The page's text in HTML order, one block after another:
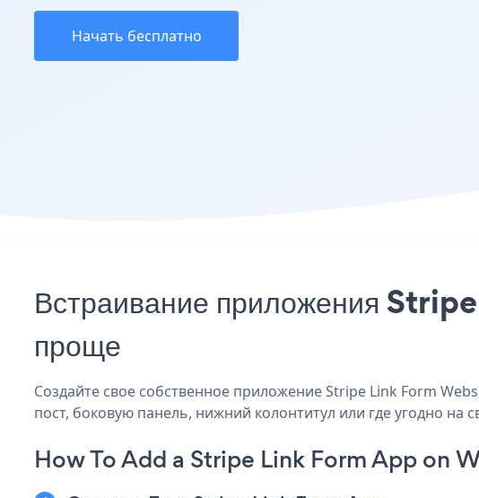
Начать бесплатно
Встраивание приложения
проще
Создайте свое собственное приложение Stripe Link Form
пост, боковую панель, нижний колонтитул или где угодно на
How To Add a Stripe Link Form App on